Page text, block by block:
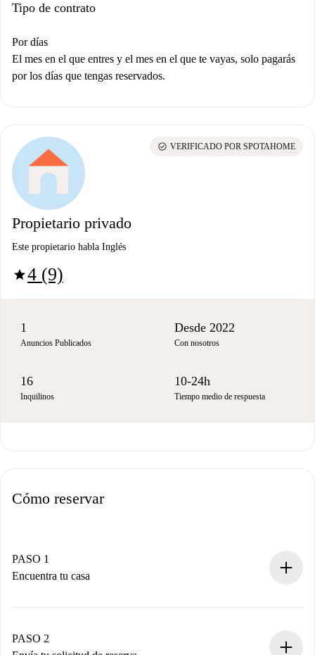
Tipo de contrato
Por días
El mes en el que entres y el mes en el que te vayas, solo pagarás
por los días que tengas reservados.
Propietario privado
Este propietario habla Inglés
star4 (9)
check_circle VERIFICADO POR SPOTAHOME
1
Anuncios Publicados
Desde 2022
Con nosotros
16
Inquilinos
10-24h
Tiempo medio de respuesta
Cómo reservar
PASO 1
Encuentra tu casa
Tienes toda la información necesaria por adelantado.
PASO 2